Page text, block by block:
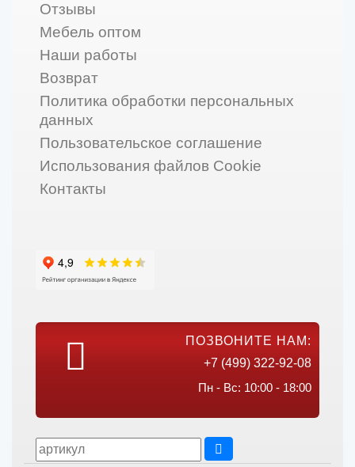
Отзывы
Мебель оптом
Наши работы
Возврат
Политика обработки персональных
данных
Пользовательское соглашение
Использования файлов Cookie
Контакты
ПОЗВОНИТЕ НАМ:
+7 (499) 322-92-08
Пн - Вс: 10:00 - 18:00